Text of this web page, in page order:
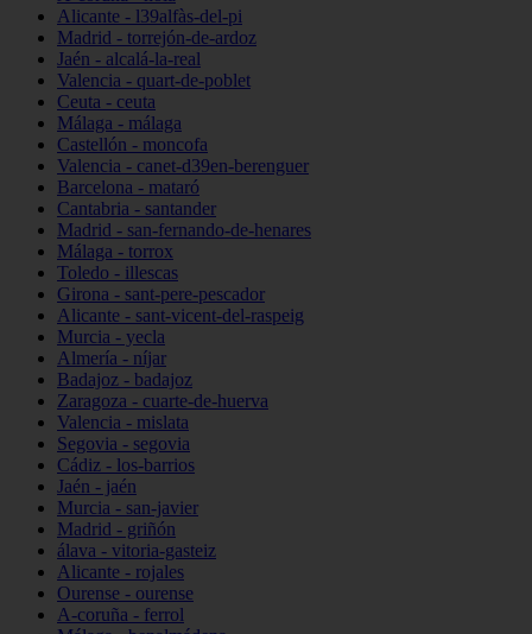
Alicante - l39alfàs-del-pi
Madrid - torrejón-de-ardoz
Jaén - alcalá-la-real
Valencia - quart-de-poblet
Ceuta - ceuta
Málaga - málaga
Castellón - moncofa
Valencia - canet-d39en-berenguer
Barcelona - mataró
Cantabria - santander
Madrid - san-fernando-de-henares
Málaga - torrox
Toledo - illescas
Girona - sant-pere-pescador
Alicante - sant-vicent-del-raspeig
Murcia - yecla
Almería - níjar
Badajoz - badajoz
Zaragoza - cuarte-de-huerva
Valencia - mislata
Segovia - segovia
Cádiz - los-barrios
Jaén - jaén
Murcia - san-javier
Madrid - griñón
álava - vitoria-gasteiz
Alicante - rojales
Ourense - ourense
A-coruña - ferrol